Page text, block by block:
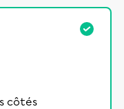
côtés